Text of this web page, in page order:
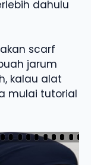
dahulu
scarf
jarum
kalau alat
mulai tutorial